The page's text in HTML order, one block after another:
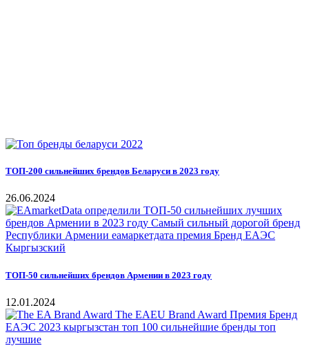
ТОП-200 сильнейших брендов Беларуси в 2023 году
26.06.2024
ТОП-50 сильнейших брендов Армении в 2023 году
12.01.2024